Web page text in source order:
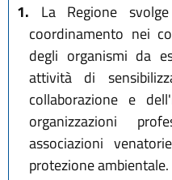
1. La Regione
coordinamento nei
degli organismi da
attività di
collaborazione e
organizzazioni
associazioni
protezione ambientale.